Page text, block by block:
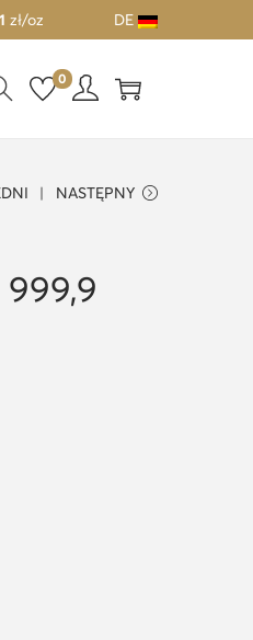
zł/oz DE
0
NASTĘPNY